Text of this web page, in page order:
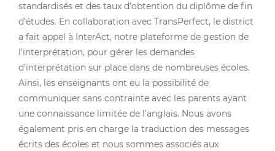
standardisés et des taux d’obtention du diplôme de fin
d’études. En collaboration avec TransPerfect, le district
a fait appel à InterAct, notre plateforme de gestion de
l’interprétation, pour gérer les demandes
d’interprétation sur place dans de nombreuses écoles.
Ainsi, les enseignants ont eu la possibilité de
communiquer sans contrainte avec les parents ayant
une connaissance limitée de l’anglais. Nous avons
également pris en charge la traduction des messages
écrits des écoles et nous sommes associés aux